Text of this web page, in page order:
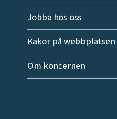
Jobba hos oss
Kakor på webbplatsen
Om koncernen